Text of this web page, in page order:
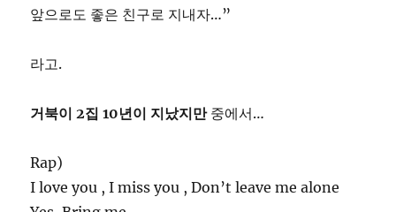
앞으로도 좋은 친구로 지내자…”
라고.
거북이 2집 10년이 지났지만중에서…
Rap)
I love you , I miss you , Don’t leave me alone